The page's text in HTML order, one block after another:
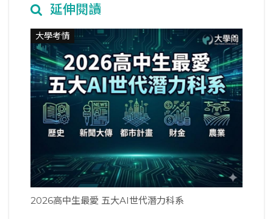
延伸閱讀
大學考情
2026高中生最愛 五大AI世代潛力科系